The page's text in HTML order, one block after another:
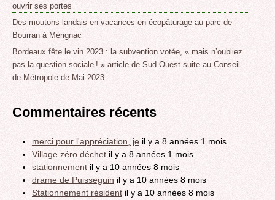
ouvrir ses portes
Des moutons landais en vacances en écopâturage au parc de
Bourran à Mérignac
Bordeaux fête le vin 2023 : la subvention votée, « mais n’oubliez
pas la question sociale ! » article de Sud Ouest suite au Conseil
de Métropole de Mai 2023
Commentaires récents
merci pour l'appréciation, je il y a 8 années 1 mois
Village zéro déchet il y a 8 années 1 mois
stationnement il y a 10 années 8 mois
drame de Puisseguin il y a 10 années 8 mois
Stationnement résident il y a 10 années 8 mois